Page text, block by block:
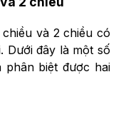
và 2 chiều có
Dưới đây là một số
phân biệt được hai